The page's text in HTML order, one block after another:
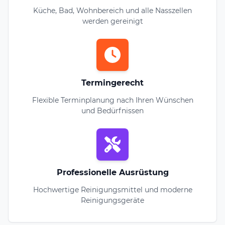
Küche, Bad, Wohnbereich und alle Nasszellen
werden gereinigt
Termingerecht
Flexible Terminplanung nach Ihren Wünschen
und Bedürfnissen
Professionelle Ausrüstung
Hochwertige Reinigungsmittel und moderne
Reinigungsgeräte